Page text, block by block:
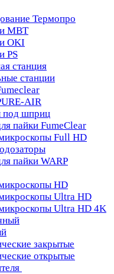
Термопро
MBT
OKI
PS
станция
станции
AIR
под шприц
пайки FumeClear
Full HD
пайки WARP
HD
Ultra HD
Ultra HD 4K
закрытые
открытые